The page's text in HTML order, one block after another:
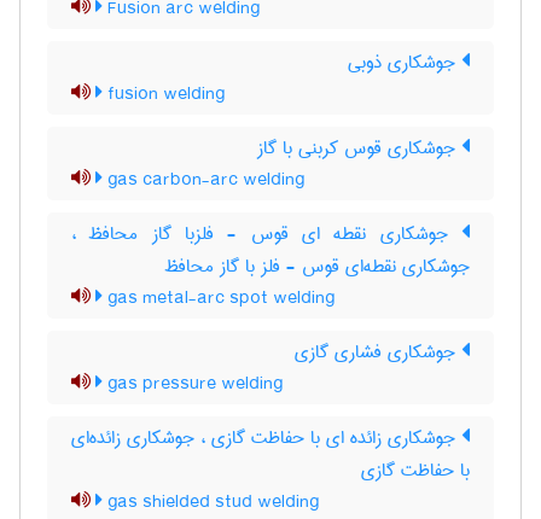
Fusion arc welding
جوشکاری ذوبی
fusion welding
جوشکاری قوس کربنی با گاز
gas carbon-arc welding
جوشکاری نقطه ای قوس - فلزبا گاز محافظ ،
جوشکاری نقطه‌ای قوس - فلز با گاز محافظ
gas metal-arc spot welding
جوشکاری فشاری گازی
gas pressure welding
جوشکاری زائده ای با حفاظت گازی ، جوشکاری زائده‌ای
با حفاظت گازی
gas shielded stud welding